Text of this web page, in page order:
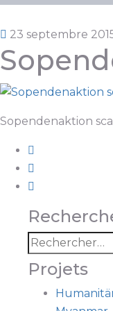
23 septembre
Sopendenaktion
Projets